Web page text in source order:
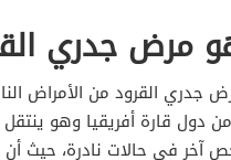
مرض جدري
جدري القرود من الأمراض
دول قارة أفريقيا وهو
آخر في حالات نادرة، حيث